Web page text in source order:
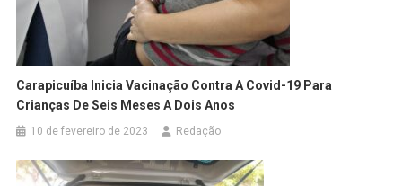
Carapicuíba Inicia Vacinação Contra A Covid-19 Para
Crianças De Seis Meses A Dois Anos
10 de fevereiro de 2023 Redação